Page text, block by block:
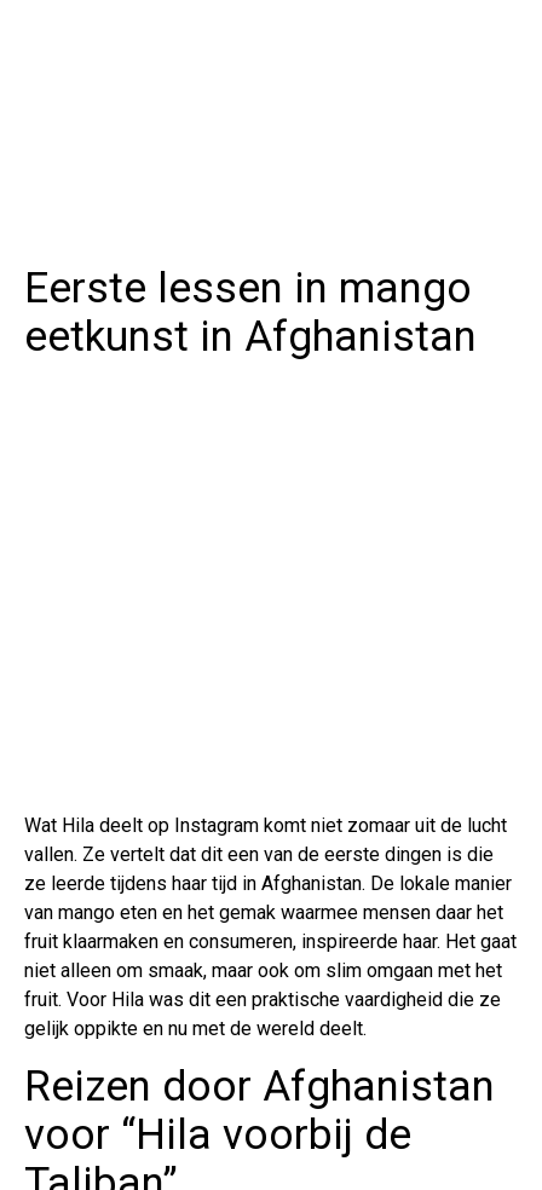
Eerste lessen in mango
eetkunst in Afghanistan
Wat Hila deelt op Instagram komt niet zomaar uit de lucht
vallen. Ze vertelt dat dit een van de eerste dingen is die
ze leerde tijdens haar tijd in Afghanistan. De lokale manier
van mango eten en het gemak waarmee mensen daar het
fruit klaarmaken en consumeren, inspireerde haar. Het gaat
niet alleen om smaak, maar ook om slim omgaan met het
fruit. Voor Hila was dit een praktische vaardigheid die ze
gelijk oppikte en nu met de wereld deelt.
Reizen door Afghanistan
voor “Hila voorbij de